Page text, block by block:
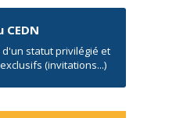
CEDN
statut privilégié et
(invitations...)